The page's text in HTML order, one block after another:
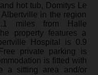
hot tub, Domitys Le
in the region
miles from Halle
property features a
Hospital is 0.9
private parking is
is fitted with
a sitting area and/or